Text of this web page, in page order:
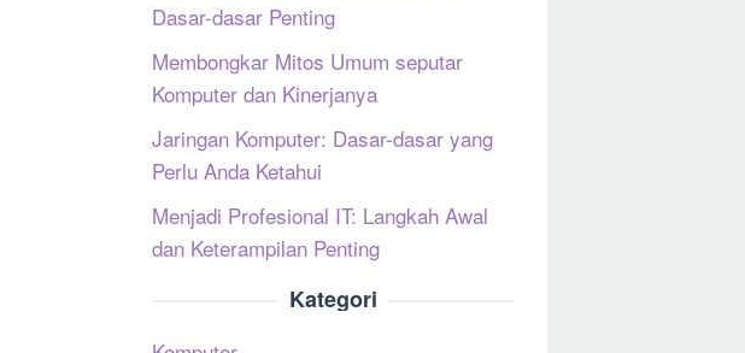
Dasar-dasar Penting
Membongkar Mitos Umum seputar
Komputer dan Kinerjanya
Jaringan Komputer: Dasar-dasar yang
Perlu Anda Ketahui
Menjadi Profesional IT: Langkah Awal
dan Keterampilan Penting
Kategori